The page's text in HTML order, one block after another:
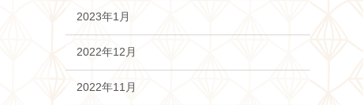
2023年1月
2022年12月
2022年11月